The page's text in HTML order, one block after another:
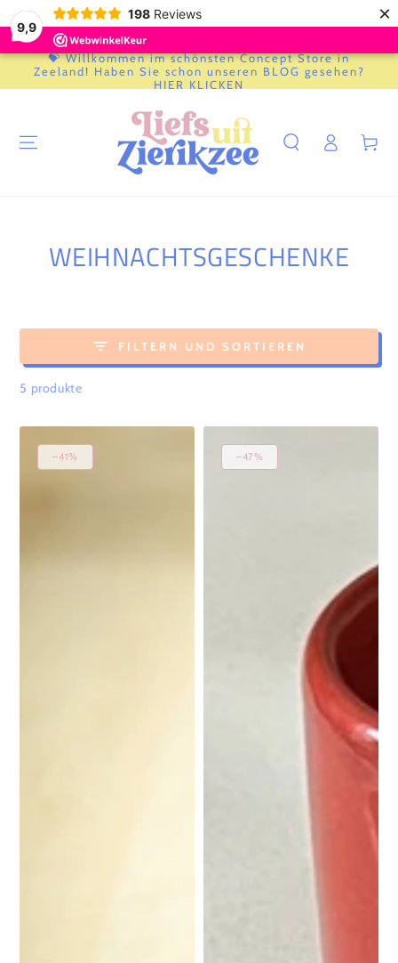
9,9
198 Reviews ×
ZUM INHALT
SPRINGEN
💝 Willkommen im schönsten Concept Store in
Zeeland! Haben Sie schon unseren BLOG gesehen?
HIER KLICKEN
Einloggen
KOLLEKTION:
WEIHNACHTSGESCHENKE
FILTERN UND SORTIEREN
5 produkte
–41% –47%